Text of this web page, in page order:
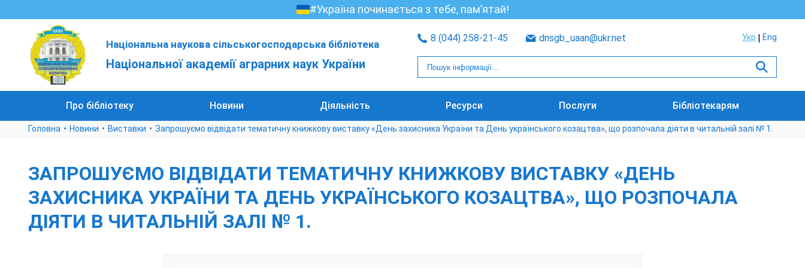
#Україна починається з тебе, пам’ятай!
Національна наукова сільськогосподарська бібліотека
Національної академії аграрних наук України
8 (044) 258-21-45 dnsgb_uaan@ukr.net Укр Eng
Про бібліотеку Новини Діяльність Ресурси Послуги Бібліотекарям
Головна Новини Виставки Запрошуємо відвідати тематичну книжкову виставку «День захисника України та День українського козацтва», що розпочала діяти в читальній залі № 1.
ЗАПРОШУЄМО ВІДВІДАТИ ТЕМАТИЧНУ КНИЖКОВУ ВИСТАВКУ «ДЕНЬ
ЗАХИСНИКА УКРАЇНИ ТА ДЕНЬ УКРАЇНСЬКОГО КОЗАЦТВА», ЩО РОЗПОЧАЛА
ДІЯТИ В ЧИТАЛЬНІЙ ЗАЛІ № 1.